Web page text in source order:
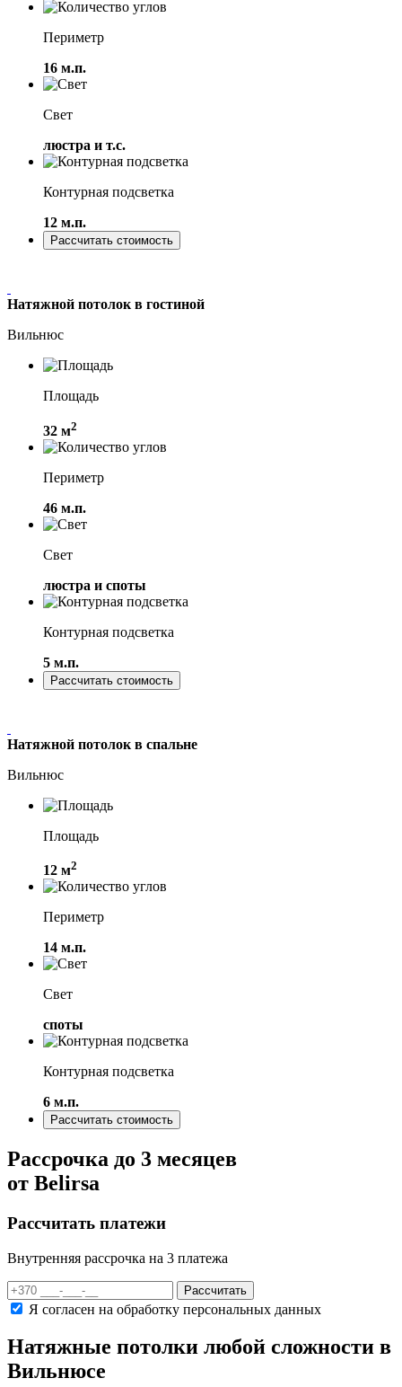
Периметр
16 м.п.
Свет
люстра и т.с.
Контурная подсветка
12 м.п.
Рассчитать стоимость
Натяжной потолок в гостиной
Вильнюс
Площадь
32 м2
Периметр
46 м.п.
Свет
люстра и споты
Контурная подсветка
5 м.п.
Рассчитать стоимость
Натяжной потолок в спальне
Вильнюс
Площадь
12 м2
Периметр
14 м.п.
Свет
споты
Контурная подсветка
6 м.п.
Рассчитать стоимость
Рассрочка до 3 месяцев
от Belirsa
Рассчитать платежи
Внутренняя рассрочка на 3 платежа
Рассчитать
Я согласен на обработку персональных данных
Натяжные потолки любой сложности в
Вильнюсе